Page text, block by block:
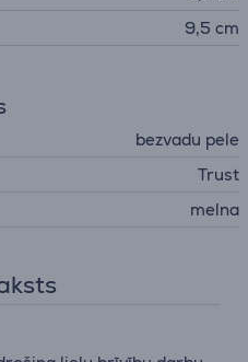
9,5 cm
bezvadu pele
Trust
melna